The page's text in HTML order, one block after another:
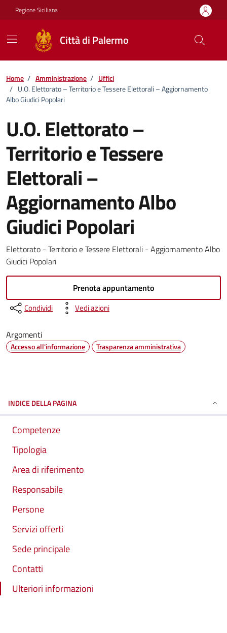
Vai ai contenuti
Vai al footer
Regione Siciliana
Città di Palermo
Home / Amministrazione / Uffici
/ U.O. Elettorato – Territorio e Tessere Elettorali – Aggiornamento
Albo Giudici Popolari
U.O. Elettorato –
Territorio e Tessere
Elettorali –
Aggiornamento Albo
Giudici Popolari
Elettorato - Territorio e Tessere Elettorali - Aggiornamento Albo
Giudici Popolari
Prenota appuntamento
Condividi Vedi azioni
Argomenti
Accesso all'informazione Trasparenza amministrativa
INDICE DELLA PAGINA
Competenze
Tipologia
Area di riferimento
Responsabile
Persone
Servizi offerti
Sede principale
Contatti
Ulteriori informazioni